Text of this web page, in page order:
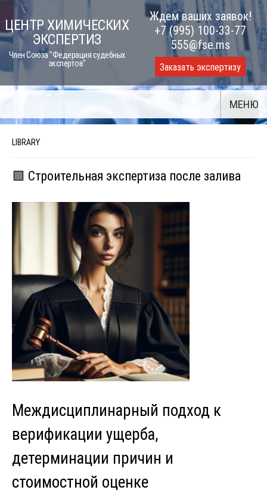
Skip
to
content
ЦЕНТР ХИМИЧЕСКИХ
ЭКСПЕРТИЗ
Член Союза "Федерация судебных
экспертов"
Ждем ваших заявок!
+7 (995) 100-33-77
555@fse.ms
Заказать экспертизу
МЕНЮ
LIBRARY
🟩 Строительная экспертиза после залива
Междисциплинарный подход к
верификации ущерба,
детерминации причин и
стоимостной оценке